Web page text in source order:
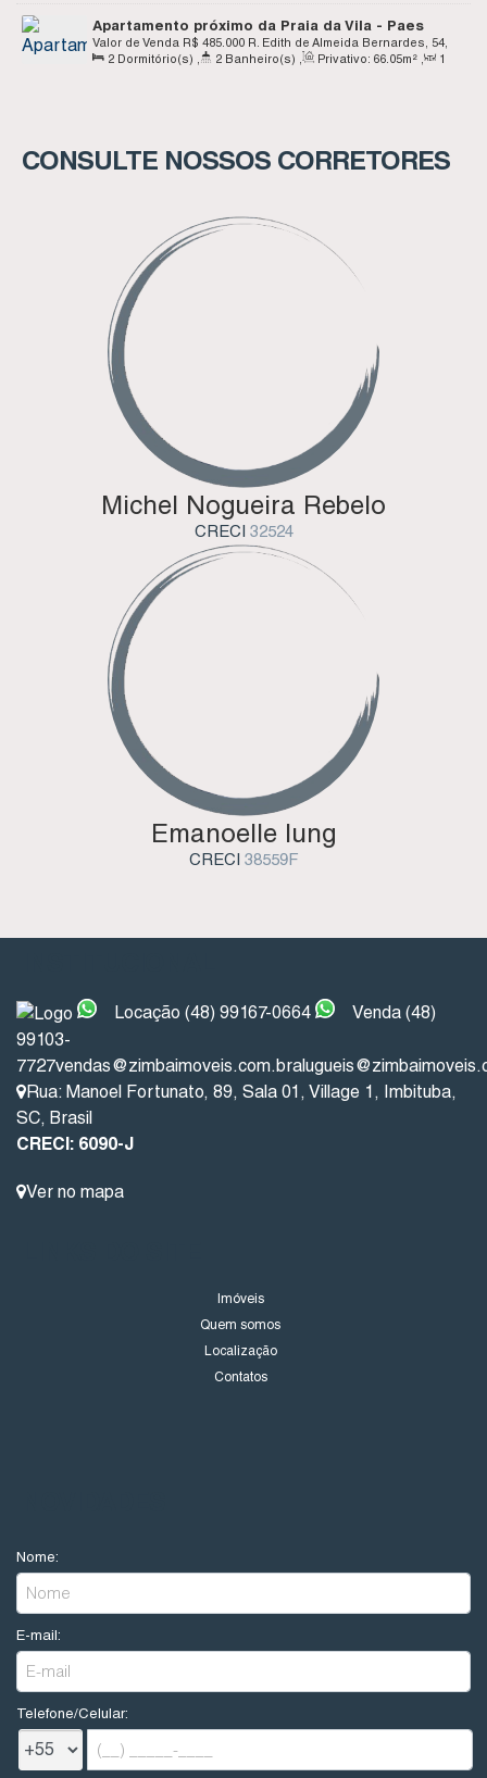
Apartamento próximo da Praia da Vila - Paes
Leme - Imbituba SC
R$ 485.000
Valor de Venda
R. Edith de Almeida Bernardes, 54,
88780-000, Paes Leme, Imbituba, Santa Catarina, Brasil
2 Dormitório(s) 2 Banheiro(s) Privativo: 66 .05m²
1
CONSULTE NOSSOS CORRETORES
Michel Nogueira Rebelo
CRECI 32524
Emanoelle Iung
CRECI 38559F
Locação (48) 99167-0664
Venda (48)
99103-
7727vendas@zimbaimoveis.com.br
Rua: Manoel Fortunato, 89, Sala 01, Village 1, Imbituba,
SC, Brasil
CRECI: 6090-J
Ver no mapa
Imóveis
Quem somos
Localização
Contatos
Nome:
E-mail:
Telefone/Celular: